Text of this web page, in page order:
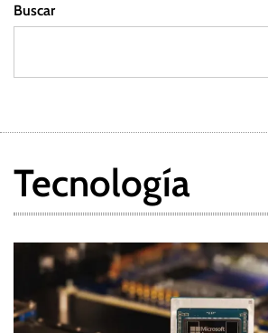
Buscar
Tecnología